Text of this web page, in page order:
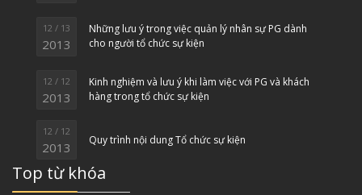
12 / 13
2013
Những lưu ý trong việc quản lý nhân sự PG dành
cho người tổ chức sự kiện
12 / 12
2013
Kinh nghiệm và lưu ý khi làm việc với PG và khách
hàng trong tổ chức sự kiện
12 / 12
2013 Quy trình nội dung Tổ chức sự kiện
Top từ khóa